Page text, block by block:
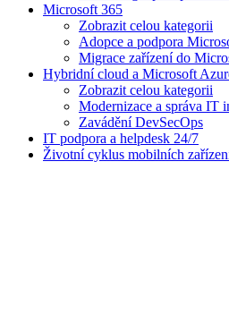
Microsoft 365
Zobrazit celou kategorii
Adopce a podpora
Migrace zařízení do
Hybridní cloud a Microsoft
Zobrazit celou kategorii
Modernizace a správa IT
Zavádění DevSecOps
IT podpora a helpdesk 24/7
Životní cyklus mobilních